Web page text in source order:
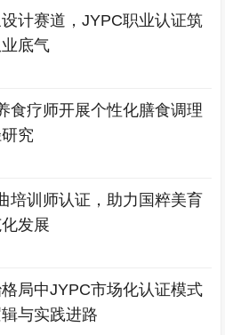
计赛道，JYPC职业认证筑
底气
食疗师开展个性化膳食调理
究
培训师认证，助力国粹美育
发展
局中JYPC市场化认证模式
与实践进路